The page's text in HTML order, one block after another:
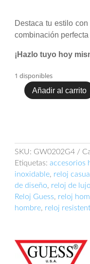
$
Destaca tu estilo
combinación
¡Hazlo tuyo hoy
1 disponibles
Reloj
Añadir al carrito
SKU: GW0202G4
Etiquetas: accesorios
inoxidable, reloj casual
de diseño, reloj de lujo
Reloj Guess, reloj
hombre, reloj